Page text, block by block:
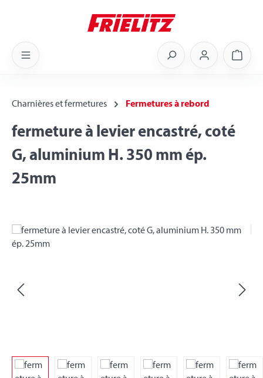
Charnières et fermetures Fermetures à rebord
fermeture à levier encastré, coté
G, aluminium H. 350 mm ép.
25mm
Skip image gallery